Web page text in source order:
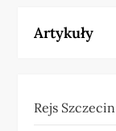
Artykuły
Rejs